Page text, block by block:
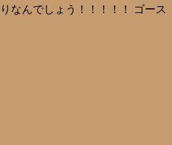
なんでしょう！！！！！ ゴース